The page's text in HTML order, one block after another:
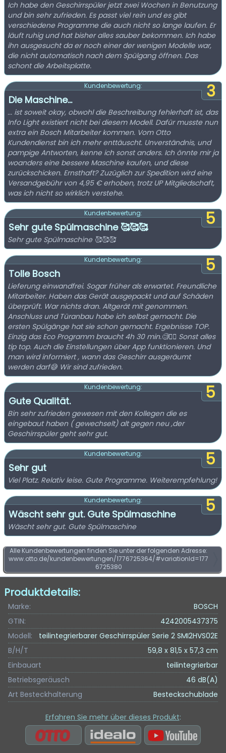
Ich habe den Geschirrspüler jetzt zwei Wochen in Benutzung
und bin sehr zufrieden. Es passt viel rein und es gibt
verschiedene Programme die auch nicht so lange laufen. Er
läuft ruhig und hat bisher alles sauber bekommen. Ich habe
ihn ausgesucht da er noch einer der wenigen Modelle war,
die nicht automatisch nach dem Spülgang öffnen. Das
schont die Arbeitsplatte.
3
Kundenbewertung:
Die Maschine...
... ist soweit okay, obwohl die Beschreibung fehlerhaft ist, das
Info Light existiert nicht bei diesem Modell. Dafür musste nun
extra ein Bosch Mitarbeiter kommen. Vom Otto
Kundendienst bin ich mehr enttäuscht. Unverständnis, und
pampige Antworten, kenne ich sonst anders. Ich önnte mir ja
woanders eine bessere Maschine kaufen, und diese
zurückschicken. Ernsthaft? Zuzüglich zur Spedition wird eine
Versandgebühr von 4,95 € erhoben, trotz UP Mitgliedschaft,
was ich nicht so wirklich verstehe.
5
Kundenbewertung:
Sehr gute Spülmaschine 🥰🥰🥰
Sehr gute Spülmaschine 🥰🥰🥰
5
Kundenbewertung:
Tolle Bosch
Lieferung einwandfrei. Sogar früher als erwartet. Freundliche
Mitarbeiter. Haben das Gerät ausgepackt und auf Schäden
überprüft. War nichts dran. Altgerät mit genommen.
Anschluss und Türanbau habe ich selbst gemacht. Die
ersten Spülgänge hat sie schon gemacht. Ergebnisse TOP.
Einzig das Eco Programm braucht 4h 30 min.🧐🤦‍♂️ Sonst alles
tip top. Auch die Einstellungen über App funktionieren. Und
man wird informiert , wann das Geschirr ausgeräumt
werden darf😅 Wir sind zufrieden.
5
Kundenbewertung:
Gute Qualität.
Bin sehr zufrieden gewesen mit den Kollegen die es
eingebaut haben ( gewechselt) alt gegen neu ,der
Geschirrspüler geht sehr gut.
5
Kundenbewertung:
Sehr gut
Viel Platz. Relativ leise. Gute Programme. Weiterempfehlung!
5
Kundenbewertung:
Wäscht sehr gut. Gute Spülmaschine
Wäscht sehr gut. Gute Spülmaschine
Alle Kundenbewertungen finden Sie unter der folgenden Adresse:
www.otto.de/kundenbewertungen/1776725364/#variationId=177
6725380
Produktdetails:
Marke:
BOSCH
GTIN:
4242005437375
Modell:
teilintegrierbarer Geschirrspüler Serie 2 SMI2HVS02E
B/H/T
59,8 x 81,5 x 57,3 cm
Einbauart
teilintegrierbar
Betriebsgeräusch
46 dB(A)
Art Besteckhalterung
Besteckschublade
Erfahren Sie mehr über dieses Produkt: